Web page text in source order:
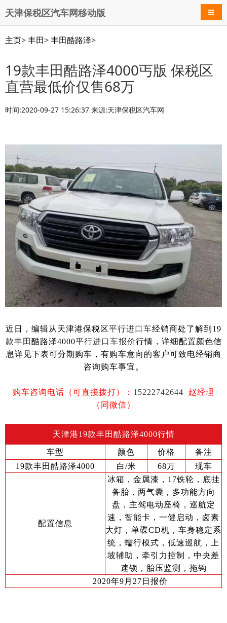
天津保税区汽车网移动版 导航
主页>丰田>丰田酷路泽>
19款丰田酷路泽4000丐版 保税区
直营最低价仅售68万
时间:2020-09-27 15:26:37 来源:天津保税区汽车网
近日，编辑从天津港保税区平行进口车经销商处了解到19
款丰田酷路泽4000平行进口车报价行情，详细配置颜色信
息详见下表可分期购车，有购车意向的客户可致电经销商
咨询购车事宜。
购车咨询电话（可直接拨打）： 15222742644
赵经理
（同微信）
天津港19款丰田酷路泽4000行情
车型 颜色 价格
备注
19款丰田酷路泽4000
白/米 68万 现车
配置信息
冰箱，金属漆，17铁轮，底挂
备胎，两气囊，多功能方向
盘，主驾电动座椅，巡航定
速，智能卡，一健启动，卤素
大灯，单碟CD机，车身稳定系
统，蠕行模式，低速巡航，上
坡辅助，牵引力控制，中央差
速锁，胎压监测，拖钩
2020年9月27日报价